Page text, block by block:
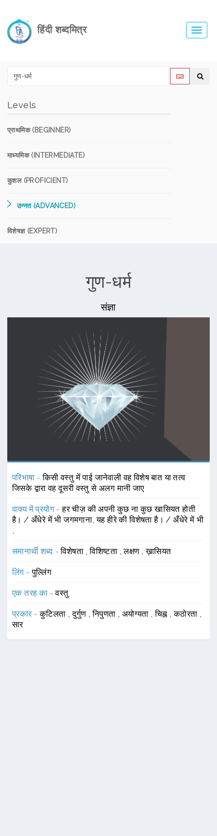
हिंदी शब्दमित्र
Levels
प्राथमिक (BEGINNER)
माध्यमिक (INTERMEDIATE)
कुशल (PROFICIENT)
उन्नत (ADVANCED)
विशेषज्ञ (EXPERT)
गुण-धर्म
संज्ञा
परिभाषा -किसी वस्तु में पाई जानेवाली वह विशेष बात या तत्व
जिसके द्वारा वह दूसरी वस्तु से अलग मानी जाए
वाक्य में प्रयोग -हर चीज़ की अपनी कुछ ना कुछ खासियत होती
है। / अँधेरे में भी जगमगाना, यह हीरे की विशेषता है। / अँधेरे में भी
समानार्थी शब्द -विशेषता ,विशिष्टता ,लक्षण ,ख़ासियत
लिंग -पुल्लिंग
एक तरह का -वस्तु
प्रकार -कुटिलता ,दुर्गुण ,निपुणता अयोग्यता ,चिह्न ,कठोरता
सार